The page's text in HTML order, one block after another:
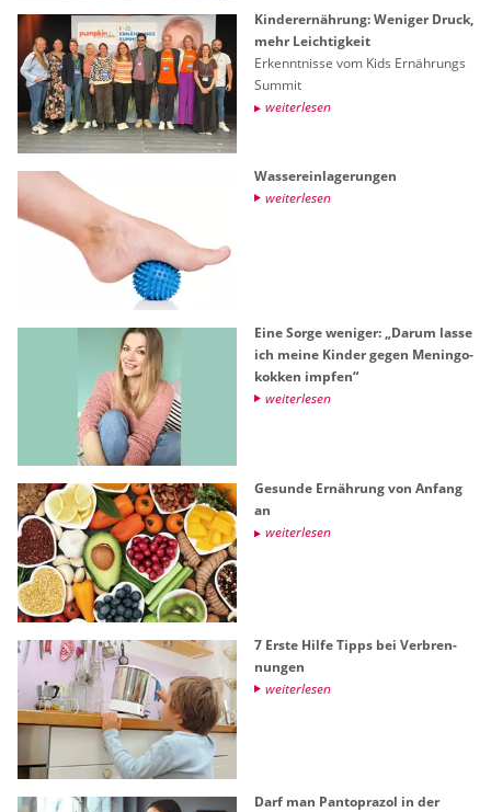
Kin­der­er­näh­rung: We­ni­ger Druck,
mehr Leich­tig­keit
Er­kennt­nis­se vom Kids Er­näh­rungs
Sum­mit
wei­ter­le­sen
Was­ser­ein­la­ge­run­gen
wei­ter­le­sen
Eine Sorge we­ni­ger: „Darum lasse
ich meine Kin­der gegen Me­nin­go­
kok­ken imp­fen“
wei­ter­le­sen
Ge­sun­de Er­näh­rung von An­fang
an
wei­ter­le­sen
7 Erste Hilfe Tipps bei Ver­bren­
nun­gen
wei­ter­le­sen
Darf man Pan­to­pra­zol in der